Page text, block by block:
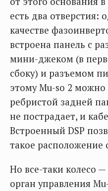
есть два отверстия:
качестве
встроена панель с
мини-джеком (в
сбоку) и разъемом
этому Mu-so 2 можно
ребристой задней
не пострадает, и
Встроенный DSP
такое расположение
Но все-таки колесо
орган управления